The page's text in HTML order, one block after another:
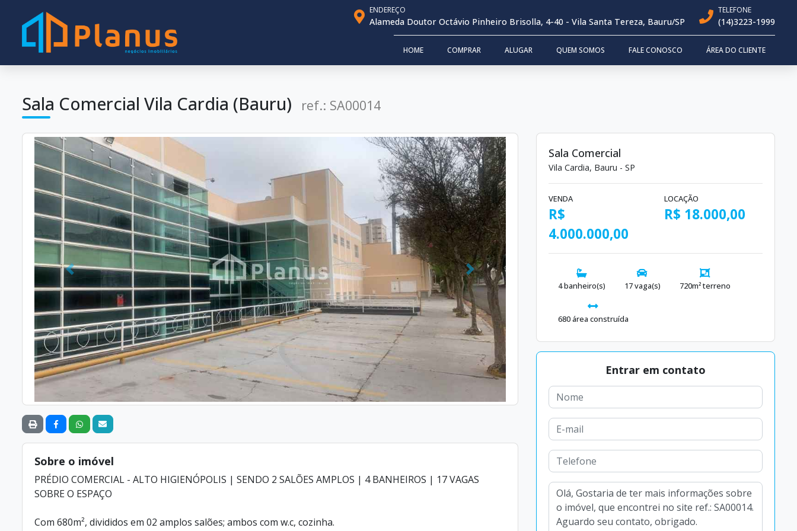
ENDEREÇO
Alameda Doutor Octávio Pinheiro Brisolla, 4-40 - Vila Santa Tereza, Bauru/SP
TELEFONE
(14)3223-1999
HOME COMPRAR ALUGAR QUEM SOMOS FALE CONOSCO ÁREA DO CLIENTE
Sala Comercial Vila Cardia (Bauru) ref.: SA00014
Anterior Próximo
Sobre o imóvel
PRÉDIO COMERCIAL - ALTO HIGIENÓPOLIS | SENDO 2 SALÕES AMPLOS | 4 BANHEIROS | 17 VAGAS
SOBRE O ESPAÇO
Com 680m², divididos em 02 amplos salões; ambos com w.c, cozinha.
Sala Comercial
Vila Cardia, Bauru - SP
VENDA
R$
4.000.000,00
LOCAÇÃO
R$ 18.000,00
4 banheiro(s) 17 vaga(s) 720m² terreno
680 área construída
Entrar em contato